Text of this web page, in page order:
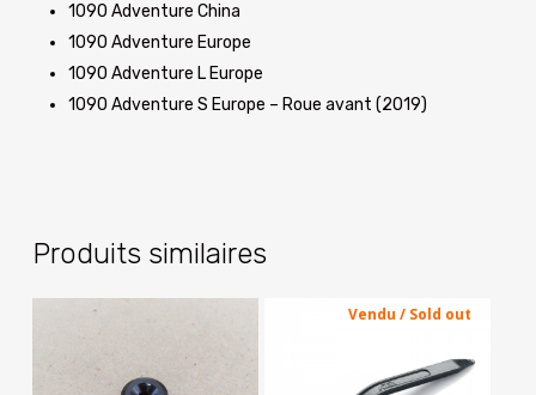
1090 Adventure China
1090 Adventure Europe
1090 Adventure L Europe
1090 Adventure S Europe – Roue avant (2019)
Produits similaires
Vendu / Sold out